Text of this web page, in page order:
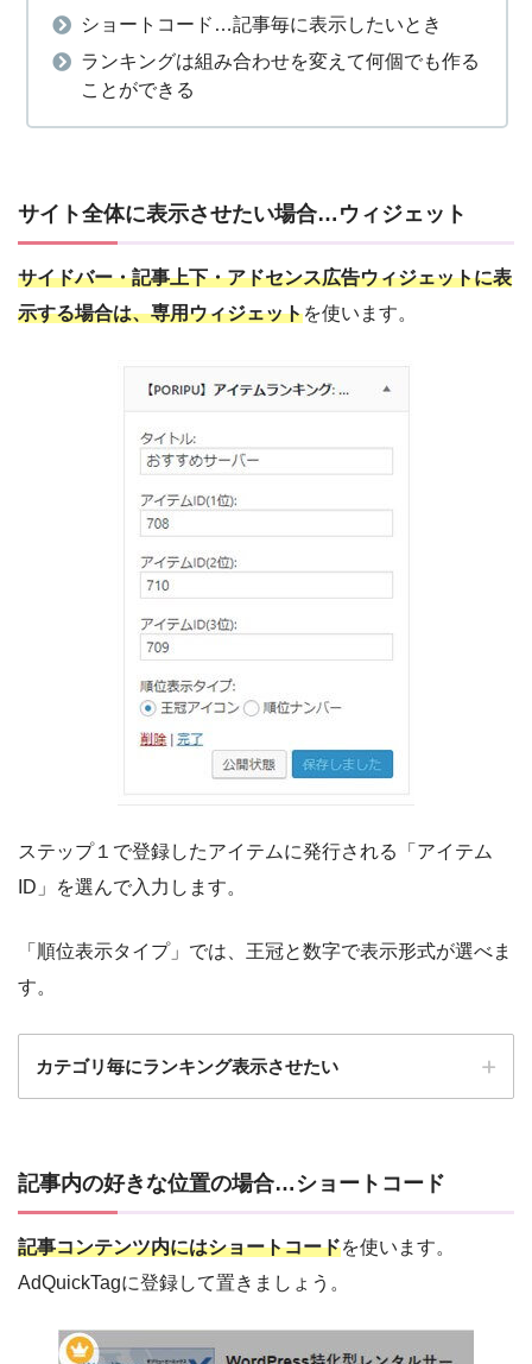
ショートコード…記事毎に表示したいとき
ランキングは組み合わせを変えて何個でも作る
ことができる
サイト全体に表示させたい場合…ウィジェット
サイドバー・記事上下・アドセンス広告ウィジェットに表
示する場合は、専用ウィジェットを使います。
ステップ１で登録したアイテムに発行される「アイテム
ID」を選んで入力します。
「順位表示タイプ」では、王冠と数字で表示形式が選べま
す。
カテゴリ毎にランキング表示させたい
記事内の好きな位置の場合…ショートコード
記事コンテンツ内にはショートコードを使います。
AdQuickTagに登録して置きましょう。